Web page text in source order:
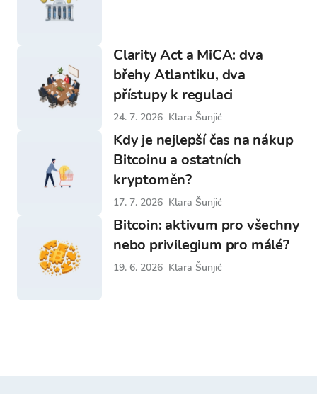
Clarity Act a MiCA: dva
břehy Atlantiku, dva
přístupy k regulaci
24. 7. 2026 Klara Šunjić
Kdy je nejlepší čas na nákup
Bitcoinu a ostatních
kryptoměn?
17. 7. 2026 Klara Šunjić
Bitcoin: aktivum pro všechny
nebo privilegium pro málé?
19. 6. 2026 Klara Šunjić